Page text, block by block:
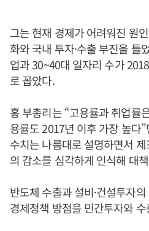
그는 현재 경제가 어려워진 원
화와 국내 투자·수출 부진을 들
업과 30~40대 일자리 수가
로 꼽았다.
홍 부총리는 “고용률과 취업률
용률도 2017년 이후 가장 높다
수치는 나름대로 설명하면서
의 감소를 심각하게 인식해 대
반도체 수출과 설비·건설투자
경제정책 방점을 민간투자와